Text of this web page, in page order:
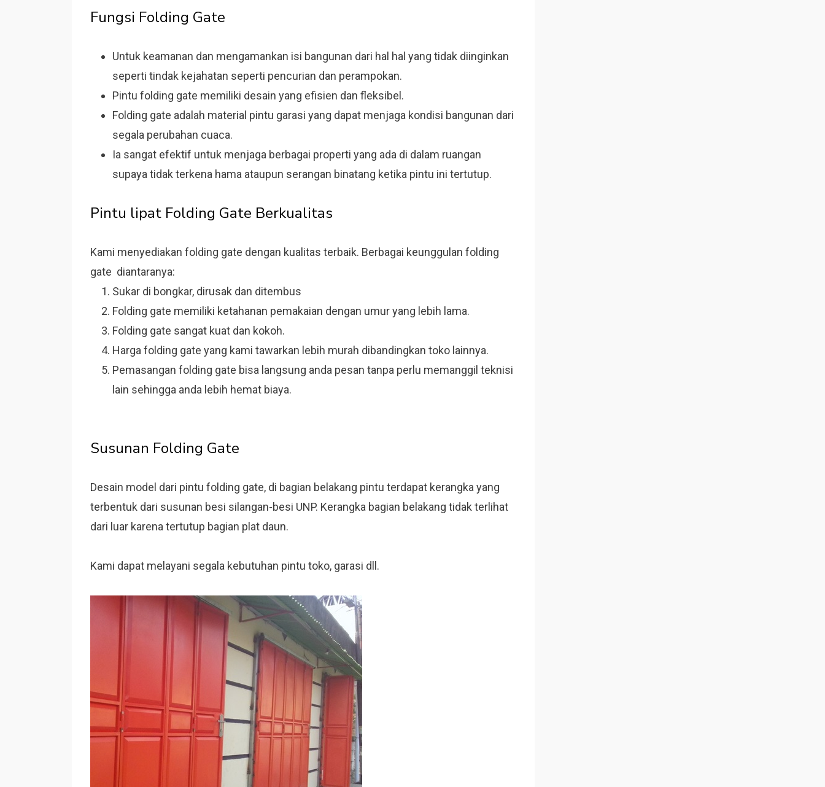
Fungsi Folding Gate
Untuk keamanan dan mengamankan isi bangunan dari hal hal yang tidak diinginkan
seperti tindak kejahatan seperti pencurian dan perampokan.
Pintu folding gate memiliki desain yang efisien dan fleksibel.
Folding gate adalah material pintu garasi yang dapat menjaga kondisi bangunan dari
segala perubahan cuaca.
Ia sangat efektif untuk menjaga berbagai properti yang ada di dalam ruangan
supaya tidak terkena hama ataupun serangan binatang ketika pintu ini tertutup.
Pintu lipat Folding Gate Berkualitas
Kami menyediakan folding gate dengan kualitas terbaik. Berbagai keunggulan folding
gate diantaranya:
Sukar di bongkar, dirusak dan ditembus
Folding gate memiliki ketahanan pemakaian dengan umur yang lebih lama.
Folding gate sangat kuat dan kokoh.
Harga folding gate yang kami tawarkan lebih murah dibandingkan toko lainnya.
Pemasangan folding gate bisa langsung anda pesan tanpa perlu memanggil teknisi
lain sehingga anda lebih hemat biaya.
Susunan Folding Gate
Desain model dari pintu folding gate, di bagian belakang pintu terdapat kerangka yang
terbentuk dari susunan besi silangan-besi UNP. Kerangka bagian belakang tidak terlihat
dari luar karena tertutup bagian plat daun.
Kami dapat melayani segala kebutuhan pintu toko, garasi dll.